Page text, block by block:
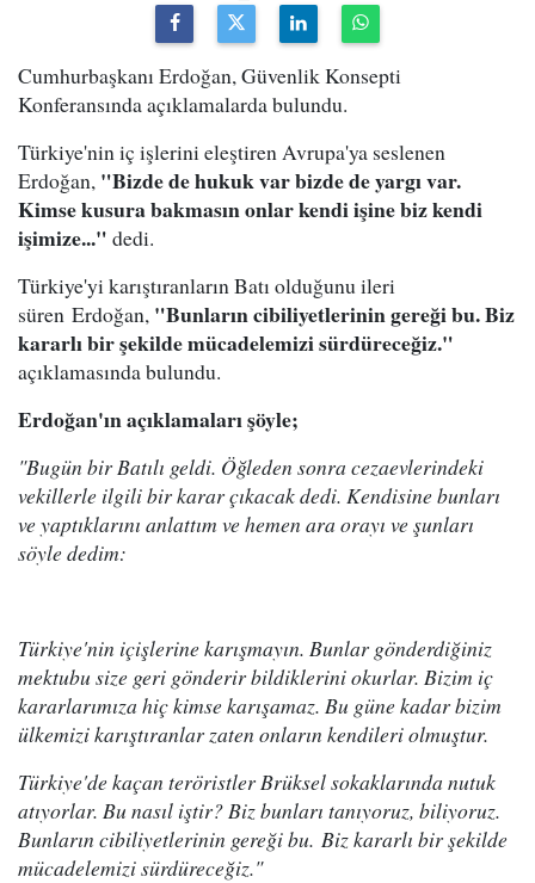
Cumhurbaşkanı Erdoğan, Güvenlik Konsepti
Konferansında açıklamalarda bulundu.
Türkiye'nin iç işlerini eleştiren Avrupa'ya seslenen
Erdoğan, "Bizde de hukuk var bizde de yargı var.
Kimse kusura bakmasın onlar kendi işine biz kendi
işimize..." dedi.
Türkiye'yi karıştıranların Batı olduğunu ileri
süren Erdoğan, "Bunların cibiliyetlerinin gereği bu. Biz
kararlı bir şekilde mücadelemizi sürdüreceğiz."
açıklamasında bulundu.
Erdoğan'ın açıklamaları şöyle;
"Bugün bir Batılı geldi. Öğleden sonra cezaevlerindeki
vekillerle ilgili bir karar çıkacak dedi. Kendisine bunları
ve yaptıklarını anlattım ve hemen ara orayı ve şunları
söyle dedim:
Türkiye'nin içişlerine karışmayın. Bunlar gönderdiğiniz
mektubu size geri gönderir bildiklerini okurlar. Bizim iç
kararlarımıza hiç kimse karışamaz. Bu güne kadar bizim
ülkemizi karıştıranlar zaten onların kendileri olmuştur.
Türkiye'de kaçan teröristler Brüksel sokaklarında nutuk
atıyorlar. Bu nasıl iştir? Biz bunları tanıyoruz, biliyoruz.
Bunların cibiliyetlerinin gereği bu. Biz kararlı bir şekilde
mücadelemizi sürdüreceğiz."